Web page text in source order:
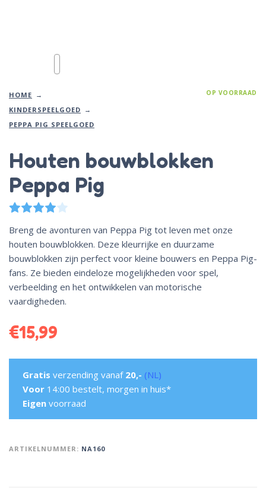
HOME
KINDERSPEELGOED
PEPPA PIG SPEELGOED
OP VOORRAAD
Houten bouwblokken
Peppa Pig
Gewaardeerd
1
Breng de avonturen van Peppa Pig tot leven met onze
houten bouwblokken. Deze kleurrijke en duurzame
bouwblokken zijn perfect voor kleine bouwers en Peppa Pig-
fans. Ze bieden eindeloze mogelijkheden voor spel,
verbeelding en het ontwikkelen van motorische
vaardigheden.
€15,99
Gratis verzending vanaf 20,- (NL)
Voor 14:00 bestelt, morgen in huis*
Eigen voorraad
ARTIKELNUMMER: NA160